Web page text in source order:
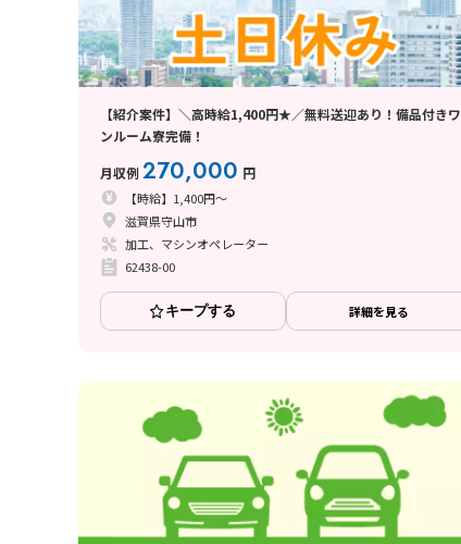
【紹介案件】＼高時給1,400円★／無料送迎あり！備品付きワ
ンルーム寮完備！
月収例270,000 円
【時給】1,400円～
滋賀県守山市
加工、マシンオペレーター
62438-00
キープする 詳細を見る